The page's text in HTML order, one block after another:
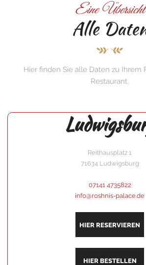
Eine Übersicht
Alle
Hier finden Sie alle Daten zu Ihrem
Restaurant.
Reithausplatz 1
71634 Ludwigsburg
07141 4735822
info@roshnis-palace.de
HIER RESERVIEREN
HIER BESTELLEN